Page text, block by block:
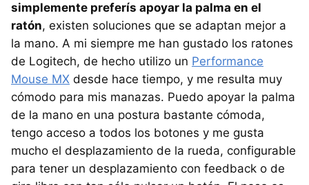
simplemente preferís apoyar la palma en el
ratón, existen soluciones que se adaptan mejor a
la mano. A mi siempre me han gustado los ratones
de Logitech, de hecho utilizo un Performance
Mouse MX desde hace tiempo, y me resulta muy
cómodo para mis manazas. Puedo apoyar la palma
de la mano en una postura bastante cómoda,
tengo acceso a todos los botones y me gusta
mucho el desplazamiento de la rueda, configurable
para tener un desplazamiento con feedback o de